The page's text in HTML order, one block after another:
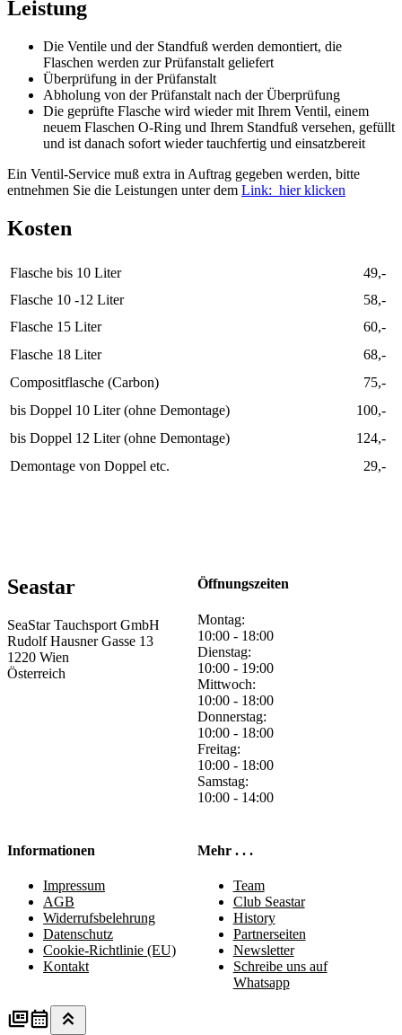
Leistung
Die Ventile und der Standfuß werden demontiert, die
Flaschen werden zur Prüfanstalt geliefert
Überprüfung in der Prüfanstalt
Abholung von der Prüfanstalt nach der Überprüfung
Die geprüfte Flasche wird wieder mit Ihrem Ventil, einem
neuem Flaschen O-Ring und Ihrem Standfuß versehen, gefüllt
und ist danach sofort wieder tauchfertig und einsatzbereit
Ein Ventil-Service muß extra in Auftrag gegeben werden, bitte
entnehmen Sie die Leistungen unter dem Link: hier klicken
Kosten
Flasche bis 10 Liter
49,-
Flasche 10 -12 Liter
58,-
Flasche 15 Liter
60,-
Flasche 18 Liter
68,-
Compositflasche (Carbon)
75,-
bis Doppel 10 Liter (ohne Demontage)
100,-
bis Doppel 12 Liter (ohne Demontage)
124,-
Demontage von Doppel etc.
29,-
Seastar
SeaStar Tauchsport GmbH
Rudolf Hausner Gasse 13
1220 Wien
Österreich
Öffnungszeiten
Montag:
10:00 - 18:00
Dienstag:
10:00 - 19:00
Mittwoch:
10:00 - 18:00
Donnerstag:
10:00 - 18:00
Freitag:
10:00 - 18:00
Samstag:
10:00 - 14:00
Informationen
Impressum
AGB
Widerrufsbelehrung
Datenschutz
Cookie-Richtlinie (EU)
Kontakt
Mehr . . .
Team
Club Seastar
History
Partnerseiten
Newsletter
Schreibe uns auf
Whatsapp